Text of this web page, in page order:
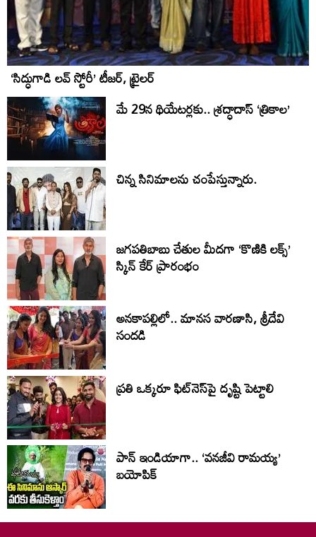
‘సిద్ధుగాడి లవ్ స్టోరీ’ టీజర్, ట్రైలర్
మే 29న థియేట‌ర్ల‌కు.. శ్రద్ధాదాస్ ‘త్రికాల’
చిన్న సినిమాలను చంపేస్తున్నారు.
జగపతిబాబు చేతుల మీదగా ‘కొణికి లక్స్’
స్కిన్ కేర్ ప్రారంభం
అనకాపల్లిలో.. మానస వారణాసి, శ్రీదేవి
సంద‌డి
ప్ర‌తి ఒక్క‌రూ ఫిట్‌నెస్‌పై దృష్టి పెట్టాలి
పాన్ ఇండియాగా.. ‘వనజీవి రామయ్య’
బయోపిక్